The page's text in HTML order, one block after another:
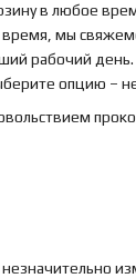
в любое
время, мы
рабочий день.
опцию –